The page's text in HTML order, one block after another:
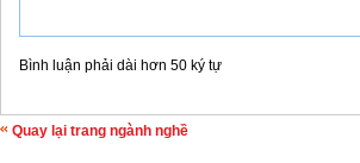
Bình luận phải dài hơn 50 ký tự
Quay lại trang ngành nghề